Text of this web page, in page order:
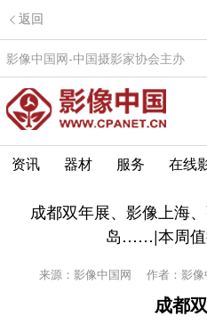
返回
影像中国网-中国摄影家协会主办
资讯 器材 服务 在线
成都双年展、影像上海
岛……|本周值
来源：影像中国网 作者：影
成都